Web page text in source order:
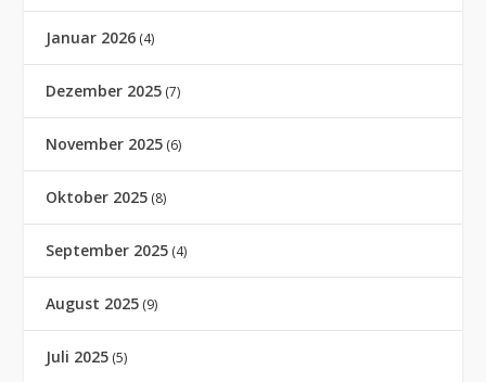
Januar 2026 (4)
Dezember 2025 (7)
November 2025 (6)
Oktober 2025 (8)
September 2025 (4)
August 2025 (9)
Juli 2025 (5)